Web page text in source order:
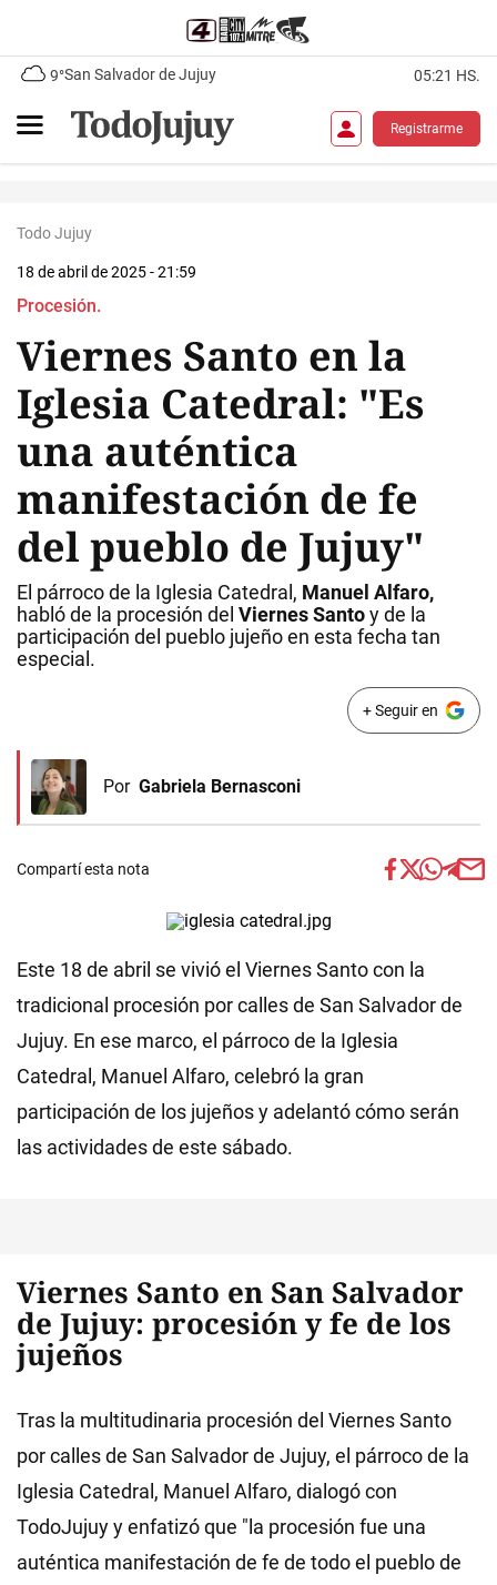
9°San Salvador de Jujuy 05:21 HS.
Registrarme
Todo Jujuy
18 de abril de 2025 - 21:59
Procesión.
Viernes Santo en la
Iglesia Catedral: "Es
una auténtica
manifestación de fe
del pueblo de Jujuy"
El párroco de la Iglesia Catedral, Manuel Alfaro,
habló de la procesión del Viernes Santoy de la
participación del pueblo jujeño en esta fecha tan
especial.
+ Seguir en
Por Gabriela Bernasconi
Compartí esta nota
Este 18 de abril se vivió el Viernes Santo con la
tradicional procesión por calles de San Salvador de
Jujuy. En ese marco, el párroco de la Iglesia
Catedral, Manuel Alfaro, celebró la gran
participación de los jujeños y adelantó cómo serán
las actividades de este sábado.
Viernes Santo en San Salvador
de Jujuy: procesión y fe de los
jujeños
Tras la multitudinaria procesión del Viernes Santo
por calles de San Salvador de Jujuy, el párroco de la
Iglesia Catedral, Manuel Alfaro, dialogó con
TodoJujuy y enfatizó que "la procesión fue una
auténtica manifestación de fe de todo el pueblo de